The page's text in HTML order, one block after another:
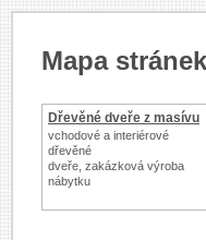
Mapa stránek
Dřevěné dveře z masívu
vchodové a interiérové
dřevěné
dveře, zakázková výroba
nábytku